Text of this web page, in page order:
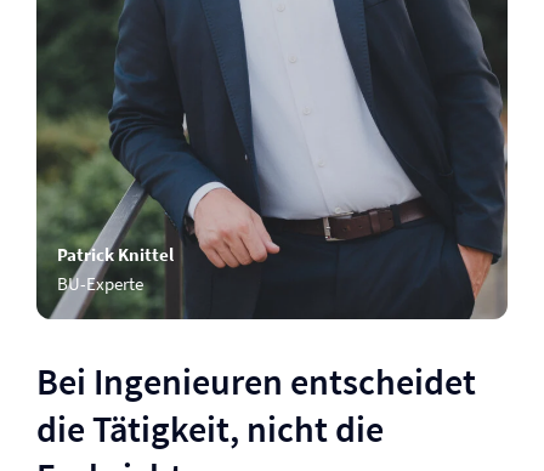
Patrick Knittel
BU-Experte
Bei Ingenieuren entscheidet
die Tätigkeit, nicht die